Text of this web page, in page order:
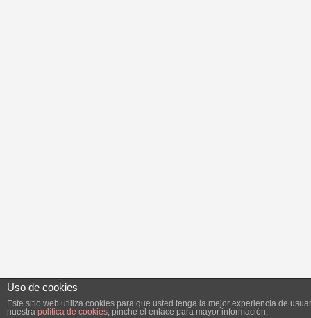
Uso de cookies
Este sitio web utiliza cookies para que usted tenga la mejor experiencia de
nuestra política de cookies, pinche el enlace para mayor información.